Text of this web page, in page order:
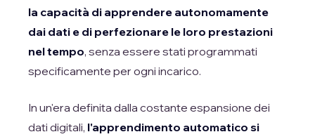
la capacità di apprendere autonomamente
dai dati e di perfezionare le loro prestazioni
nel tempo, senza essere stati programmati
specificamente per ogni incarico.
In un'era definita dalla costante espansione dei
dati digitali, l'apprendimento automatico si